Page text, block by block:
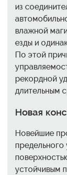
из
влажной
езды и
По этой
рекордной
длительным
Новая
Новейшие
устойчивым